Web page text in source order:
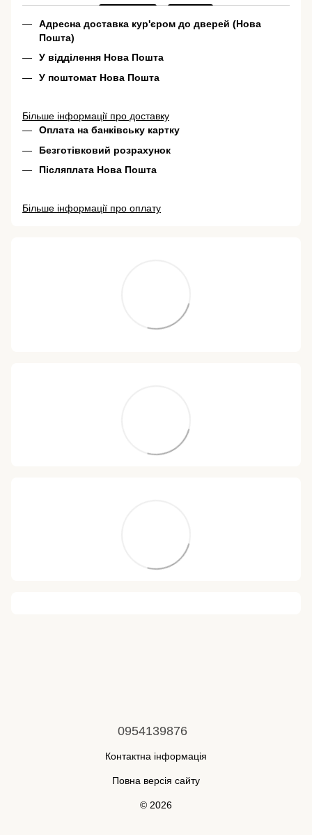
Адресна доставка кур'єром до дверей (Нова
Пошта)
У відділення Нова Пошта
У поштомат Нова Пошта
Більше інформації про доставку
Оплата на банківську картку
Безготівковий розрахунок
Післяплата Нова Пошта
Більше інформації про оплату
0954139876
Контактна інформація
Повна версія сайту
© 2026